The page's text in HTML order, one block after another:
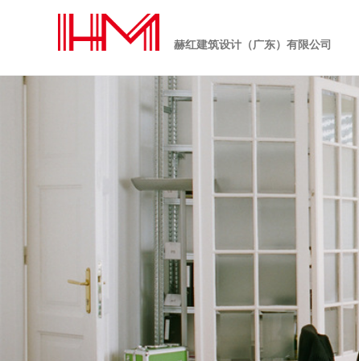
赫红建筑设计（广东）有限公司